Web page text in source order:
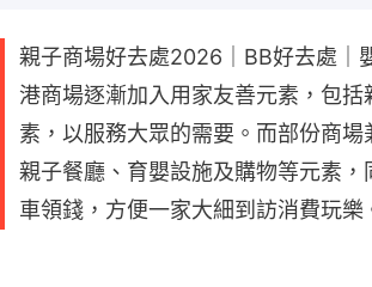
親子商場好去處2026｜BB好去處｜
港商場逐漸加入用家友善元素，包括
素，以服務大眾的需要。而部份商場
親子餐廳、育嬰設施及購物等元素，
車領錢，方便一家大細到訪消費玩樂